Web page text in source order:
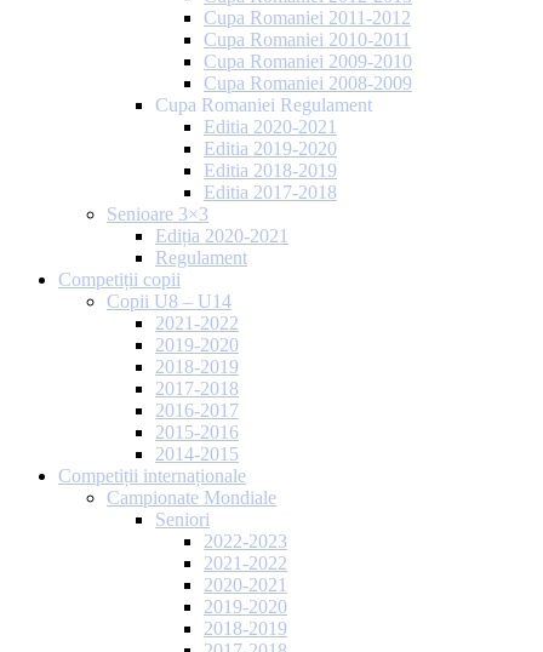
Cupa Romaniei 2011-2012
Cupa Romaniei 2010-2011
Cupa Romaniei 2009-2010
Cupa Romaniei 2008-2009
Cupa Romaniei Regulament
Editia 2020-2021
Editia 2019-2020
Editia 2018-2019
Editia 2017-2018
Senioare 3×3
Ediția 2020-2021
Regulament
Competiții copii
Copii U8 – U14
2021-2022
2019-2020
2018-2019
2017-2018
2016-2017
2015-2016
2014-2015
Competiții internaționale
Campionate Mondiale
Seniori
2022-2023
2021-2022
2020-2021
2019-2020
2018-2019